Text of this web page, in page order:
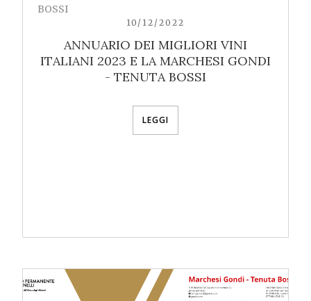
BOSSI
10/12/2022
ANNUARIO DEI MIGLIORI VINI
ITALIANI 2023 E LA MARCHESI GONDI
- TENUTA BOSSI
LEGGI